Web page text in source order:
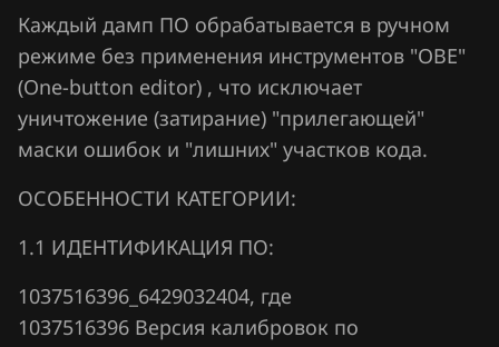
GAC
Geely
Genesis
GMC
Great Wall
Groz
Haima
Каждый дамп ПО обрабатывается в ручном
режиме без применения инструментов "OBE"
(One-button editor) , что исключает
уничтожение (затирание) "прилегающей"
маски ошибок и "лишних" участков кода.
ОСОБЕННОСТИ КАТЕГОРИИ:
1.1 ИДЕНТИФИКАЦИЯ ПО:
1037516396_6429032404, где
1037516396 Версия калибровок по